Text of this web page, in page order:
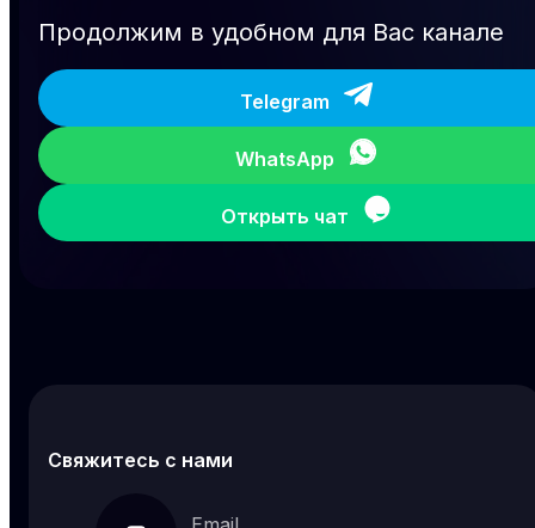
Продолжим в удобном для Вас канале
Telegram
WhatsApp
Открыть чат
Свяжитесь с нами